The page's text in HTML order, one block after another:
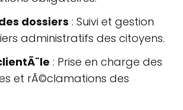
dossiers : Suivi et gestion
administratifs des citoyens.
: Prise en charge des
et rÃ©clamations des